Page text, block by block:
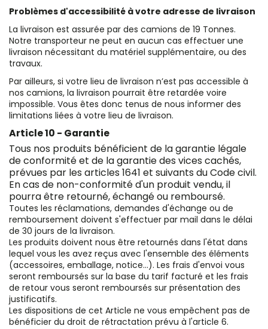
Problèmes d'accessibilité à votre adresse de livraison
La livraison est assurée par des camions de 19 Tonnes.
Notre transporteur ne peut en aucun cas effectuer une
livraison nécessitant du matériel supplémentaire, ou des
travaux.
Par ailleurs, si votre lieu de livraison n’est pas accessible à
nos camions, la livraison pourrait être retardée voire
impossible. Vous êtes donc tenus de nous informer des
limitations liées à votre lieu de livraison.
Article 10 - Garantie
Tous nos produits bénéficient de la garantie légale
de conformité et de la garantie des vices cachés,
prévues par les articles 1641 et suivants du Code civil.
En cas de non-conformité d'un produit vendu, il
pourra être retourné, échangé ou remboursé.
Toutes les réclamations, demandes d'échange ou de
remboursement doivent s'effectuer par mail dans le délai
de 30 jours de la livraison.
Les produits doivent nous être retournés dans l'état dans
lequel vous les avez reçus avec l'ensemble des éléments
(accessoires, emballage, notice...). Les frais d'envoi vous
seront remboursés sur la base du tarif facturé et les frais
de retour vous seront remboursés sur présentation des
justificatifs.
Les dispositions de cet Article ne vous empêchent pas de
bénéficier du droit de rétractation prévu à l'article 6.